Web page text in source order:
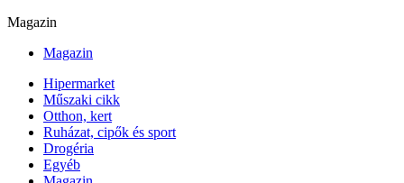
Magazin
Magazin
Hipermarket
Műszaki cikk
Otthon, kert
Ruházat, cipők és sport
Drogéria
Egyéb